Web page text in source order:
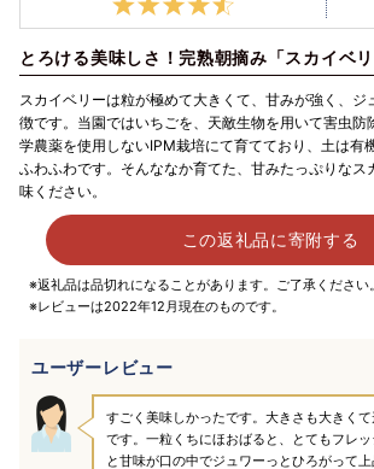
とろける美味しさ！完熟朝摘み「スカイベリ
スカイベリーは粒が極めて大きくて、甘みが強く、ジ
徴です。当園ではいちごを、天敵生物を用いて害虫防
学農薬を使用しないIPM栽培にて育てており、土は有
ふわふわです。そんななか育てた、甘みたっぷりなス
味ください。
この返礼品に寄附する
※返礼品は品切れになることがあります。ご了承ください。
※レビューは2022年12月現在のものです。
ユーザーレビュー
すごく美味しかったです。大きさも大きく
です。一粒くちにほおばると、とてもフレ
と甘味が口の中でジュワーっとひろがって